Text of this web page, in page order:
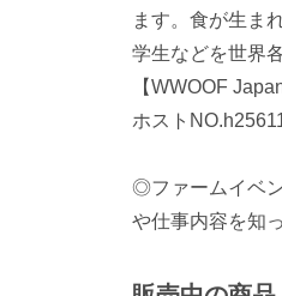
ます。食が生ま
学生などを世界
【WWOOF
ホスト
◎ファームイベ
や仕事内容を知